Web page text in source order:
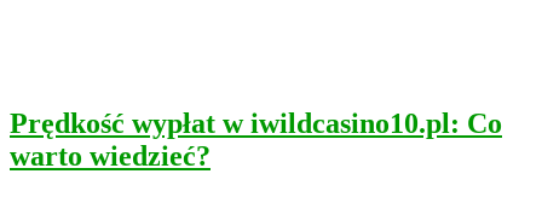
Prędkość wypłat w iwildcasino10.pl: Co
warto wiedzieć?